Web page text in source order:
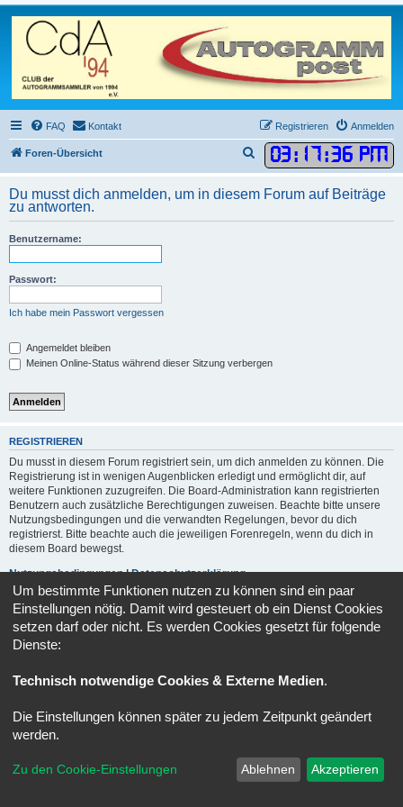
FAQ Kontakt Anmelden
Registrieren
Foren-Übersicht 03: 17:36 PM
u
c
Du musst dich anmelden, um in diesem Forum auf Beiträge
zu antworten.
Benutzername:
Passwort:
Ich habe mein Passwort vergessen
Angemeldet bleiben
Meinen Online-Status während dieser Sitzung verbergen
REGISTRIEREN
Du musst in diesem Forum registriert sein, um dich anmelden zu können. Die
Registrierung ist in wenigen Augenblicken erledigt und ermöglicht dir, auf
weitere Funktionen zuzugreifen. Die Board-Administration kann registrierten
Benutzern auch zusätzliche Berechtigungen zuweisen. Beachte bitte unsere
Nutzungsbedingungen und die verwandten Regelungen, bevor du dich
registrierst. Bitte beachte auch die jeweiligen Forenregeln, wenn du dich in
diesem Board bewegst.
Nutzungsbedingungen|Datenschutzerklärung
Registrieren
phpBB
Datenschutz|Nutzungsbedingungen
Um bestimmte Funktionen nutzen zu können sind ein paar
Einstellungen nötig. Damit wird gesteuert ob ein Dienst Cookies
setzen darf oder nicht. Es werden Cookies gesetzt für folgende
Dienste:
Technisch notwendige Cookies & Externe Medien.
Die Einstellungen können später zu jedem Zeitpunkt geändert
werden.
Zu den Cookie-Einstellungen Ablehnen Akzeptieren